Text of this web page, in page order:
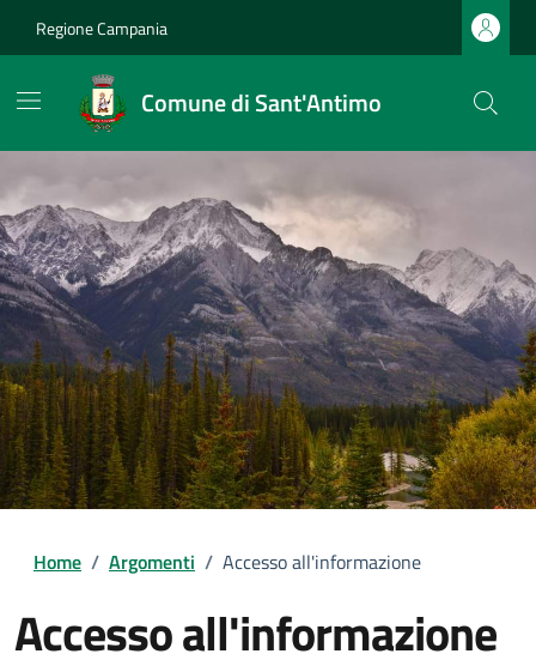
Regione Campania
Comune di Sant'Antimo
Home / Argomenti / Accesso all'informazione
Accesso all'informazione